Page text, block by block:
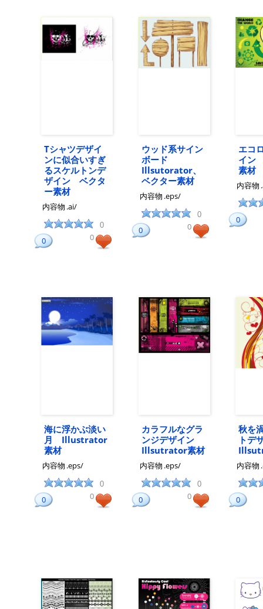
Tシャツデザイ
ンに似合いすぎ
るスケルトンデ
ザイン ベクタ
ー素材
内容物 .ai/
0
0 0
ウッド系サイン
ボード
Illsutorator、
ベクター素材
内容物 .eps/
0
0 0
エコ
イン
素材
内容物
0
海に浮かぶ淡い
月 Illustrator
素材
内容物 .eps/
0
0 0
カラフルなグラ
ンジデザイン
Illsutrator素材
内容物 .eps/
0
0 0
秋を
ト
内容物
0